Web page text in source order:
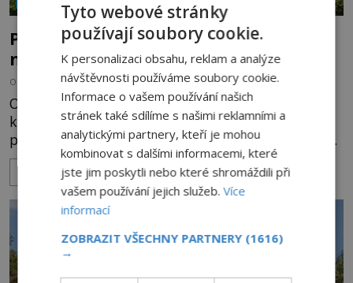
Posvátné městečko Medžugorie: Bdí
nad ním moc Boží?
OD KAROLÍNA TRNKOVÁ 12.2.2024 3.2TIS
O městečku Medžugorie s více jak 4000 obyvateli,
které se nachází v Bosně a Hercegovině, se svět
poprvé dozví v roce 1981. Tehdy se zde má zjevit
Panna Marie. Od té doby město navštíví desítky
milionů poutníků. A zázraky zde přibývají. Jako by
si toto město oblíbil samotný Bůh! K jakým
tajemným jevům zde za tu dobu došlo? Když 24.
června 1981 vyst
ZOBRAZIT VÍCE
Tyto webové stránky
používají soubory cookie.
K personalizaci obsahu, reklam a analýze
návštěvnosti používáme soubory cookie.
Informace o vašem používání našich
stránek také sdílíme s našimi reklamními a
analytickými partnery, kteří je mohou
kombinovat s dalšími informacemi, které
jste jim poskytli nebo které shromáždili při
vašem používání jejich služeb.Více
informací
ZOBRAZIT VŠECHNY PARTNERY (1616)
→